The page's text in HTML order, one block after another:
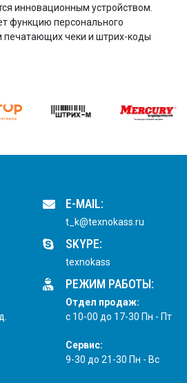
инновационным устройством.
функцию персонального
печатающих чеки и штрих-коды
E-MAIL:
t_k@texnokass.ru
SKYPE:
texnokass
РЕЖИМ РАБОТЫ:
Отдел продаж:
с 10-00 до 17-30 Пн - Пт
Сервис:
9-30 до 21-30 Пн - Вс